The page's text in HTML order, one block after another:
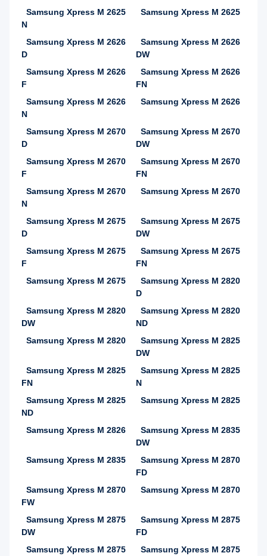
Samsung Xpress M 2625
N
Samsung Xpress M 2625
Samsung Xpress M 2626
D
Samsung Xpress M 2626
DW
Samsung Xpress M 2626
F
Samsung Xpress M 2626
FN
Samsung Xpress M 2626
N
Samsung Xpress M 2626
Samsung Xpress M 2670
D
Samsung Xpress M 2670
DW
Samsung Xpress M 2670
F
Samsung Xpress M 2670
FN
Samsung Xpress M 2670
N
Samsung Xpress M 2670
Samsung Xpress M 2675
D
Samsung Xpress M 2675
DW
Samsung Xpress M 2675
F
Samsung Xpress M 2675
FN
Samsung Xpress M 2675
Samsung Xpress M 2820
D
Samsung Xpress M 2820
DW
Samsung Xpress M 2820
ND
Samsung Xpress M 2820
Samsung Xpress M 2825
DW
Samsung Xpress M 2825
FN
Samsung Xpress M 2825
N
Samsung Xpress M 2825
ND
Samsung Xpress M 2825
Samsung Xpress M 2826
Samsung Xpress M 2835
DW
Samsung Xpress M 2835
Samsung Xpress M 2870
FD
Samsung Xpress M 2870
FW
Samsung Xpress M 2870
Samsung Xpress M 2875
DW
Samsung Xpress M 2875
FD
Samsung Xpress M 2875
Samsung Xpress M 2875